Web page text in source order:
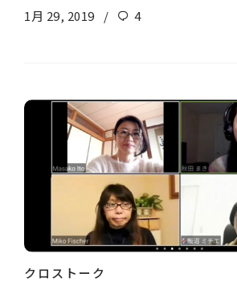
1月 29, 2019 4
クロストーク